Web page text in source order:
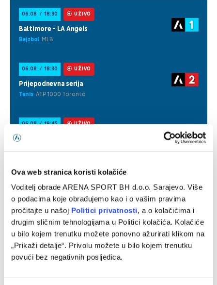
Ova web stranica koristi kolačiće
Voditelj obrade ARENA SPORT BH d.o.o. Sarajevo. Više
o podacima koje obrađujemo kao i o vašim pravima
pročitajte u našoj Politici privatnosti, a o kolačićima i
drugim sličnim tehnologijama u Politici kolačića. Kolačiće
u bilo kojem trenutku možete ponovno ažurirati klikom na
„Prikaži detalje“. Privolu možete u bilo kojem trenutku
povući bez negativnih posljedica.